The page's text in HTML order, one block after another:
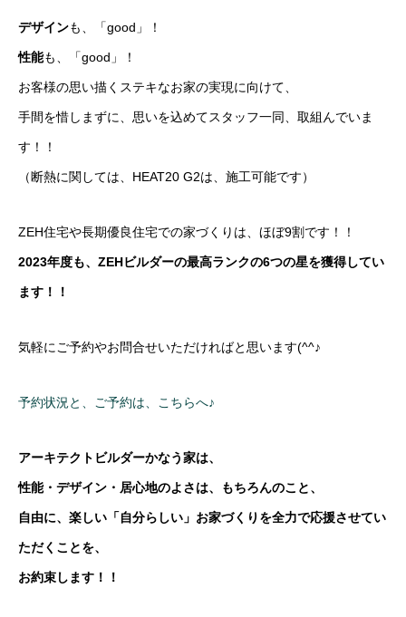
デザインも、「good」！
性能も、「good」！
お客様の思い描くステキなお家の実現に向けて、
手間を惜しまずに、思いを込めてスタッフ一同、取組んでいま
す！！
（断熱に関しては、HEAT20 G2は、施工可能です）
ZEH住宅や長期優良住宅での家づくりは、ほぼ9割です！！
2023年度も、ZEHビルダーの最高ランクの6つの星を獲得してい
ます！！
気軽にご予約やお問合せいただければと思います(^^♪
予約状況と、ご予約は、こちらへ♪
アーキテクトビルダーかなう家は、
性能・デザイン・居心地のよさは、もちろんのこと、
自由に、楽しい「自分らしい」お家づくりを全力で応援させてい
ただくことを、
お約束します！！